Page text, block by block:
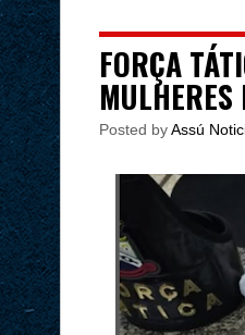
FORÇA
Posted byAssú